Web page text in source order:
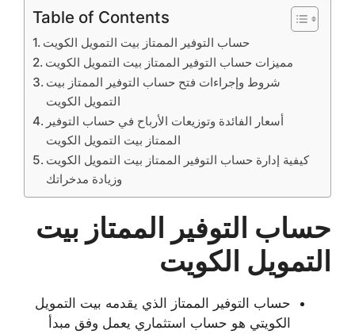
Table of Contents
حساب التوفير الممتاز بيت التمويل الكويت
مميزات حساب التوفير الممتاز بيت التمويل الكويت
شروط وإجراءات فتح حساب التوفير الممتاز بيت
التمويل الكويت
أسعار الفائدة وتوزيعات الأرباح في حساب التوفير
الممتاز بيت التمويل الكويت
كيفية إدارة حساب التوفير الممتاز بيت التمويل الكويت
وزيادة مدخراتك
حساب التوفير الممتاز بيت
التمويل الكويت
حساب التوفير الممتاز الذي يقدمه بيت التمويل
الكويتي هو حساب استثماري يعمل وفق مبدأ